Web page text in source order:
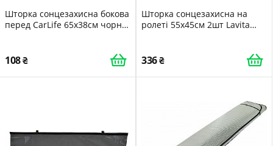
Шторка сонцезахисна бокова
перед CarLife 65х38см чорн
108
Шторка сонцезахисна на
ролеті 55х45см 2шт Lavita
336